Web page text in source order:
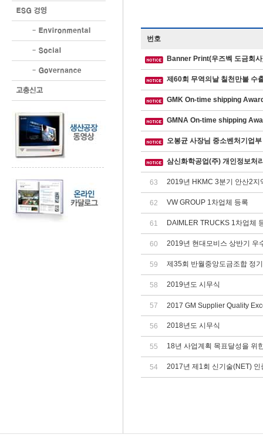
번호
Banner Print(우즈벡 도금회
제60회 무역의날 칠천만불 수
GMK On-time shipping
GMNA On-time shipping
오봉균 사장님 중소벤처기업
삼신화학공업(주) 개인정보처
63 2019년 HKMC 3분기 안산2지
62 VW GROUP 1차업체 등록
61 DAIMLER TRUCKS 1차업체
60 2019년 현대모비스 상반기 우
59 제35회 반월중앙도금조합 정
58 2019년도 시무식
57 2017 GM Supplier Quality
56 2018년도 시무식
55 18년 사업계획 목표달성을 위
54 2017년 제1회 신기술(NET) 인